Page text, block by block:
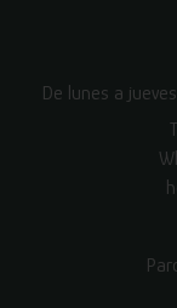
De lunes a